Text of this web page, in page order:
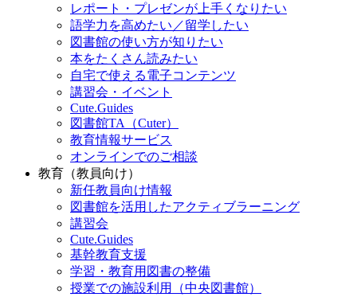
レポート・プレゼンが上手くなりたい
語学力を高めたい／留学したい
図書館の使い方が知りたい
本をたくさん読みたい
自宅で使える電子コンテンツ
講習会・イベント
Cute.Guides
図書館TA（Cuter）
教育情報サービス
オンラインでのご相談
教育（教員向け）
新任教員向け情報
図書館を活用したアクティブラーニング
講習会
Cute.Guides
基幹教育支援
学習・教育用図書の整備
授業での施設利用（中央図書館）